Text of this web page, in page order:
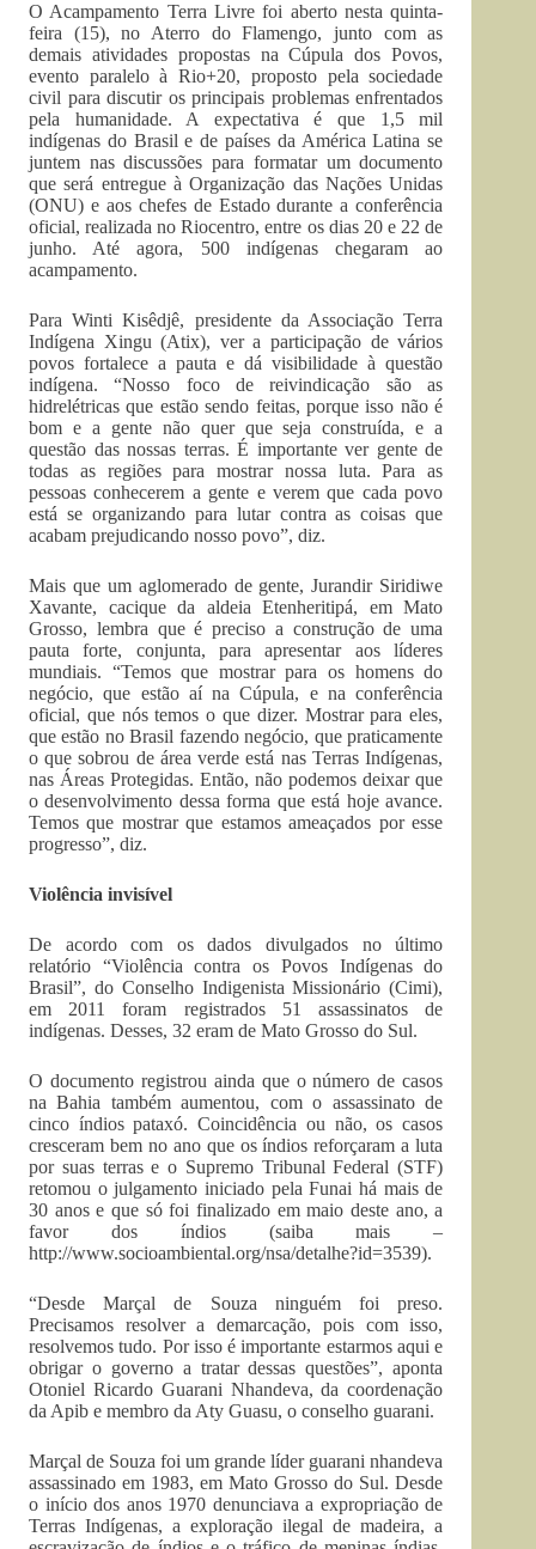
O Acampamento Terra Livre foi aberto nesta quinta-
feira (15), no Aterro do Flamengo, junto com as
demais atividades propostas na Cúpula dos Povos,
evento paralelo à Rio+20, proposto pela sociedade
civil para discutir os principais problemas enfrentados
pela humanidade. A expectativa é que 1,5 mil
indígenas do Brasil e de países da América Latina se
juntem nas discussões para formatar um documento
que será entregue à Organização das Nações Unidas
(ONU) e aos chefes de Estado durante a conferência
oficial, realizada no Riocentro, entre os dias 20 e 22 de
junho. Até agora, 500 indígenas chegaram ao
acampamento.
Para Winti Kisêdjê, presidente da Associação Terra
Indígena Xingu (Atix), ver a participação de vários
povos fortalece a pauta e dá visibilidade à questão
indígena. “Nosso foco de reivindicação são as
hidrelétricas que estão sendo feitas, porque isso não é
bom e a gente não quer que seja construída, e a
questão das nossas terras. É importante ver gente de
todas as regiões para mostrar nossa luta. Para as
pessoas conhecerem a gente e verem que cada povo
está se organizando para lutar contra as coisas que
acabam prejudicando nosso povo”, diz.
Mais que um aglomerado de gente, Jurandir Siridiwe
Xavante, cacique da aldeia Etenheritipá, em Mato
Grosso, lembra que é preciso a construção de uma
pauta forte, conjunta, para apresentar aos líderes
mundiais. “Temos que mostrar para os homens do
negócio, que estão aí na Cúpula, e na conferência
oficial, que nós temos o que dizer. Mostrar para eles,
que estão no Brasil fazendo negócio, que praticamente
o que sobrou de área verde está nas Terras Indígenas,
nas Áreas Protegidas. Então, não podemos deixar que
o desenvolvimento dessa forma que está hoje avance.
Temos que mostrar que estamos ameaçados por esse
progresso”, diz.
Violência invisível
De acordo com os dados divulgados no último
relatório “Violência contra os Povos Indígenas do
Brasil”, do Conselho Indigenista Missionário (Cimi),
em 2011 foram registrados 51 assassinatos de
indígenas. Desses, 32 eram de Mato Grosso do Sul.
O documento registrou ainda que o número de casos
na Bahia também aumentou, com o assassinato de
cinco índios pataxó. Coincidência ou não, os casos
cresceram bem no ano que os índios reforçaram a luta
por suas terras e o Supremo Tribunal Federal (STF)
retomou o julgamento iniciado pela Funai há mais de
30 anos e que só foi finalizado em maio deste ano, a
favor dos índios (saiba mais –
http://www.socioambiental.org/nsa/detalhe?id=3539).
“Desde Marçal de Souza ninguém foi preso.
Precisamos resolver a demarcação, pois com isso,
resolvemos tudo. Por isso é importante estarmos aqui e
obrigar o governo a tratar dessas questões”, aponta
Otoniel Ricardo Guarani Nhandeva, da coordenação
da Apib e membro da Aty Guasu, o conselho guarani.
Marçal de Souza foi um grande líder guarani nhandeva
assassinado em 1983, em Mato Grosso do Sul. Desde
o início dos anos 1970 denunciava a expropriação de
Terras Indígenas, a exploração ilegal de madeira, a